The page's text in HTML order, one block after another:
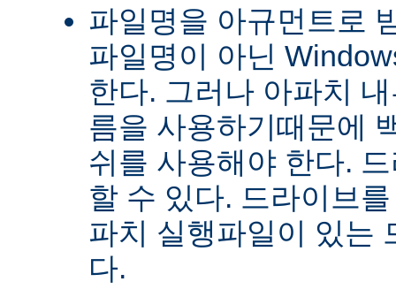
파일명을 아규먼트로
파일명이 아닌
한다. 그러나 아파치
름을 사용하기때문에
쉬를 사용해야 한다.
할 수 있다. 드라이브
파치 실행파일이 있는
다.